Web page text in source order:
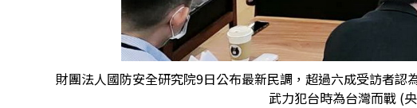
財團法人國防安全研究院9日公布最新民調，超過六成受訪者
武力犯台時為台灣而戰 (